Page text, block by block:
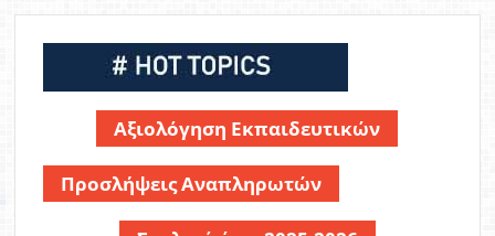
Αξιολόγηση Εκπαιδευτικών
Προσλήψεις Αναπληρωτών